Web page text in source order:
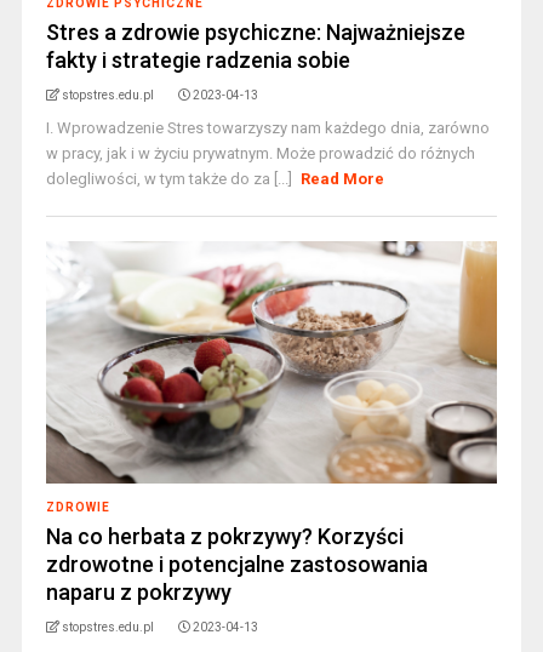
ZDROWIE PSYCHICZNE
Stres a zdrowie psychiczne: Najważniejsze
fakty i strategie radzenia sobie
stopstres.edu.pl 2023-04-13
I. Wprowadzenie Stres towarzyszy nam każdego dnia, zarówno
w pracy, jak i w życiu prywatnym. Może prowadzić do różnych
dolegliwości, w tym także do za [...]
Read More
ZDROWIE
Na co herbata z pokrzywy? Korzyści
zdrowotne i potencjalne zastosowania
naparu z pokrzywy
stopstres.edu.pl 2023-04-13